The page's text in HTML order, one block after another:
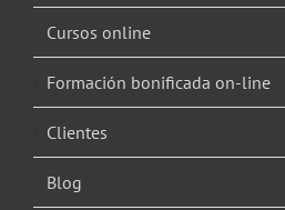
Cursos online
Formación bonificada on-line
Clientes
Blog